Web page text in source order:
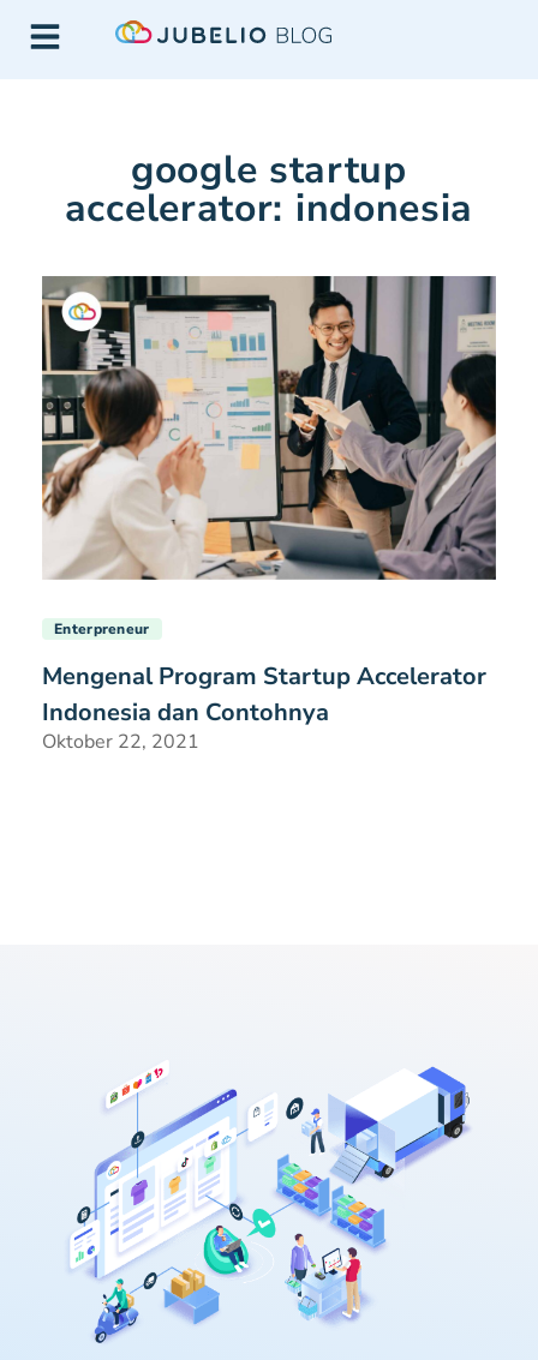
google startup
accelerator: indonesia
Enterpreneur
Mengenal Program Startup Accelerator
Indonesia dan Contohnya
Oktober 22, 2021